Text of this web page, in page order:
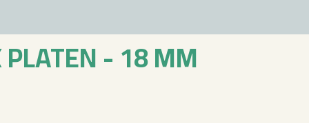
PLA­TEN - 18 MM